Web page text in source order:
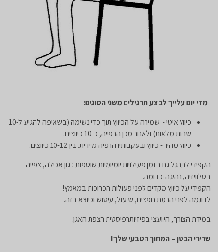
מדי יום עלייך לבצע תרגילים משני הסוגים:
כיווץ איטי - שמירה על הכיווץ תוך כדי נשימה (בשאיפה להגיע ל-10
שניות מלאות) ולאחר מכן הרפייה, כ-10 כיווצים.
כיווץ מהיר - כיווץ ובעקבותיו הרפיה מיידית. בין 10-12 כיווצים.
הקפידי לתרגל גם בזמן פעילויות יומיומיות שוטפות כגון אכילה, צפייה
בטלוויזיה, נהיגה וכדומה.
הקפידי על כיווץ מקדים לפני פעולות הכרוכות במאמץ!
לדוגמה לפני הרמת חפצים, שיעול, עיטוש וכיוצא בזה.
במידת הצורך, היוועצי בפיזיותרפיסטית רצפת האגן.
שרירי הבטן – המחוך הטבעי שלך!